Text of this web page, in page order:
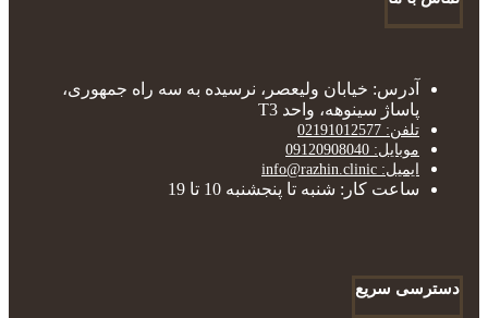
آدرس: خیابان ولیعصر، نرسیده به سه راه جمهوری،
پاساژ سینوهه، واحد T3
تلفن: 02191012577
موبایل: 09120908040
ایمیل: info@razhin.clinic
ساعت کار: شنبه تا پنجشنبه 10 تا 19
دسترسی سریع